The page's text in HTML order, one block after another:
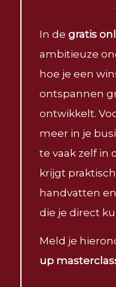
In de gratis
ambitieuze
hoe je een
ontspannen
ontwikkelt.
meer in je
te vaak zelf in
krijgt
handvatten
die je direct
Meld je
up